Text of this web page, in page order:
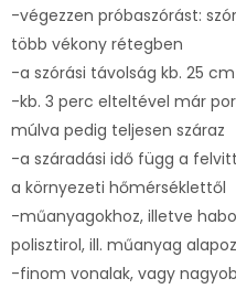
-végezzen próbaszórást:
több vékony rétegben
-a szórási távolság kb. 25 cm
-kb. 3 perc elteltével már
múlva pedig teljesen száraz
-a száradási idő függ a
a környezeti hőmérséklettől
-műanyagokhoz, illetve
polisztirol, ill. műanyag
-finom vonalak, vagy